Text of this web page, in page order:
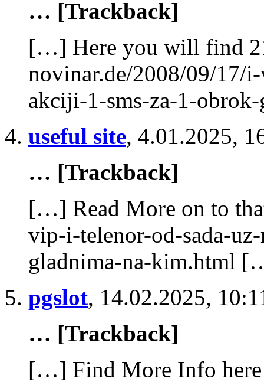
… [Trackback]
[…] Here you will find
novinar.de/2008/09/17/
akciji-1-sms-za-1-
useful site, 4.01.2025,
… [Trackback]
[…] Read More on to
vip-i-telenor-od-sada-
gladnima-na-kim.html
pgslot, 14.02.2025,
… [Trackback]
[…] Find More Info here